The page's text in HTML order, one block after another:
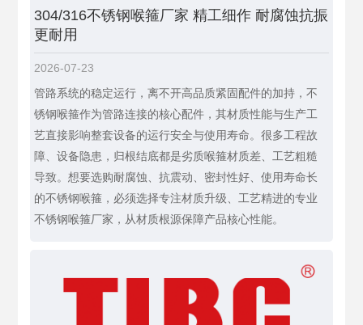
304/316不锈钢喉箍厂家 精工细作 耐腐蚀抗振
更耐用
2026-07-23
管路系统的稳定运行，离不开高品质紧固配件的加持，不
锈钢喉箍作为管路连接的核心配件，其材质性能与生产工
艺直接影响整套设备的运行安全与使用寿命。很多工程故
障、设备隐患，归根结底都是劣质喉箍材质差、工艺粗糙
导致。想要选购耐腐蚀、抗震动、密封性好、使用寿命长
的不锈钢喉箍，必须选择专注材质升级、工艺精进的专业
不锈钢喉箍厂家，从材质根源保障产品核心性能。